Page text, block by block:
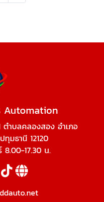
Automation
ตำบลคลองสอง อำเภอ
มธานี 12120
8.00-17.30 น.